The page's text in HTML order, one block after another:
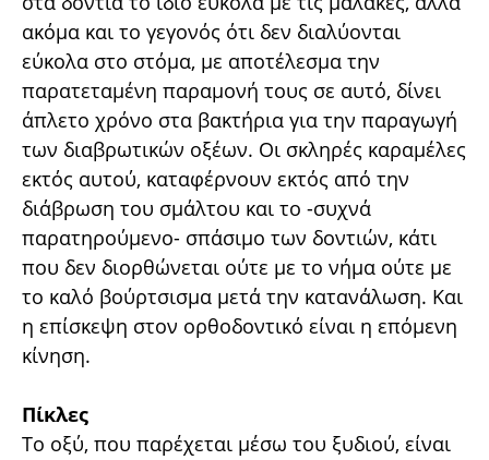
ακόμα και το γεγονός ότι δεν διαλύονται
εύκολα στο στόμα, με αποτέλεσμα την
παρατεταμένη παραμονή τους σε αυτό, δίνει
άπλετο χρόνο στα βακτήρια για την παραγωγή
των διαβρωτικών οξέων. Οι σκληρές καραμέλες
εκτός αυτού, καταφέρνουν εκτός από την
διάβρωση του σμάλτου και το -συχνά
παρατηρούμενο- σπάσιμο των δοντιών, κάτι
που δεν διορθώνεται ούτε με το νήμα ούτε με
το καλό βούρτσισμα μετά την κατανάλωση. Και
η επίσκεψη στον ορθοδοντικό είναι η επόμενη
κίνηση.
Πίκλες
Το οξύ, που παρέχεται μέσω του ξυδιού, είναι